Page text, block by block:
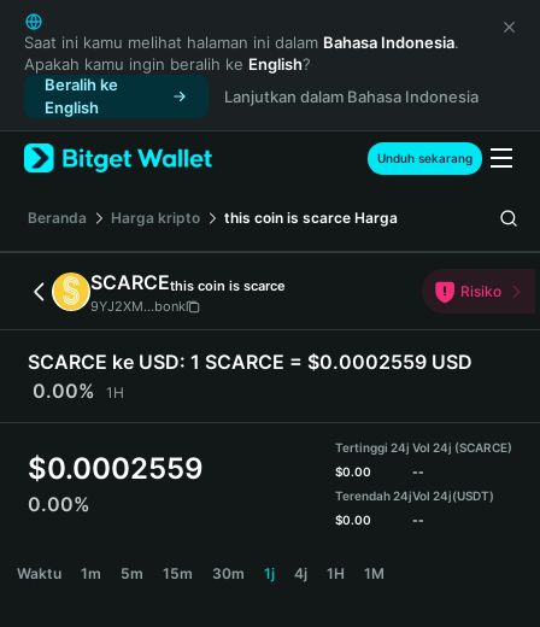
English
日本語
Tiếng Việt
Русский
Español (Latinoamérica)
Türkçe
Français
Deutsch
简体中文
繁體中文
Português (Portugal)
Bahasa Indonesia
ภาษาไทย
हिन्दी
Español
Português (Brasil)
Saat ini kamu melihat halaman ini dalam Bahasa Indonesia.
Apakah kamu ingin beralih ke English?
Beralih ke
English
Lanjutkan dalam Bahasa Indonesia
Unduh sekarang
Beranda Harga kripto this coin is scarce Harga
SCARCEthis coin is scarce
9YJ2XM...bonk
Risiko
SCARCE ke USD: 1 SCARCE = $0.0002559 USD
0.00%
1H
$0.0002559
0.00%
Tertinggi 24j
$0.00
Terendah 24j
$0.00
Vol 24j (SCARCE)
--
Vol 24j(USDT)
--
Waktu 1m 5m 15m 30m 1j 4j 1H 1M